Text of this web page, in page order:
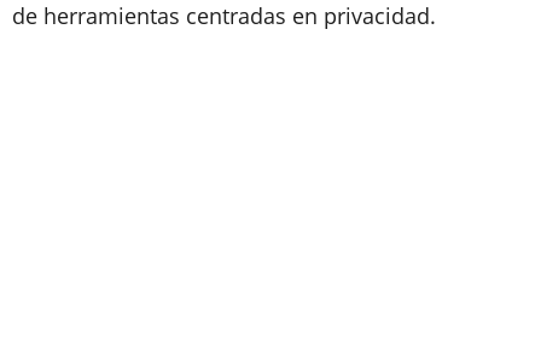
de herramientas centradas en privacidad.